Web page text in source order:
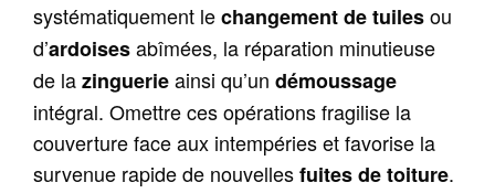
systématiquement lechangement de tuilesou
d’ardoisesabîmées, la réparation minutieuse
de lazinguerieainsi qu’un démoussage
intégral. Omettre ces opérations fragilise la
couverture face aux intempéries et favorise la
survenue rapide de nouvellesfuites de toiture.